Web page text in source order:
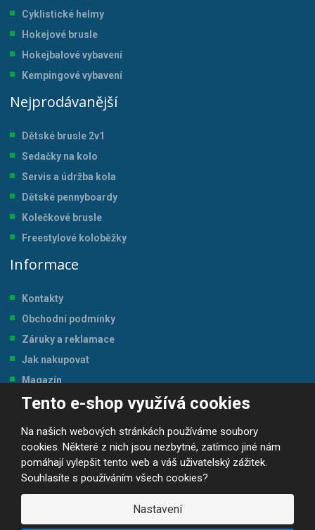
Tento e-shop využívá cookies
Na našich webových stránkách používáme soubory
cookies. Některé z nich jsou nezbytné, zatímco jiné nám
pomáhají vylepšit tento web a váš uživatelský zážitek.
Souhlasíte s používáním všech cookies?
Nastavení
Cyklistické helmy
Hokejové brusle
Hokejbalové vybavení
Kempingové vybavení
Nejprodávanější
Dětské brusle 2v1
Sedačky na kolo
Servis a údržba kola
Dětské pennyboardy
Kolečkové brusle
Freestylové koloběžky
Informace
Kontakty
Obchodní podmínky
Záruky a reklamace
Jak nakupovat
Magazín
Tabulka velikostí
© 2026, JP-SPORT.CZ SPORTOVNÍ POTŘEBY
Prohlášení o přístupnosti |Mapa stránek ||GDPR
VYROBILA